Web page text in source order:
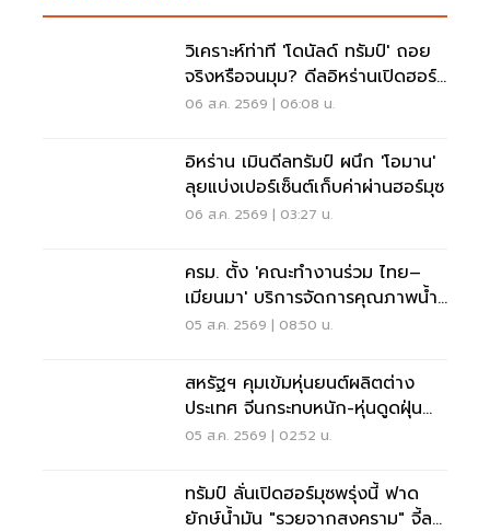
วิเคราะห์ท่าที 'โดนัลด์ ทรัมป์' ถอย
จริงหรือจนมุม? ดีลอิหร่านเปิดฮอร์
มุซ
06 ส.ค. 2569 | 06:08 น.
อิหร่าน เมินดีลทรัมป์ ผนึก 'โอมาน'
ลุยแบ่งเปอร์เซ็นต์เก็บค่าผ่านฮอร์มุซ
06 ส.ค. 2569 | 03:27 น.
ครม. ตั้ง 'คณะทำงานร่วม ไทย–
เมียนมา' บริการจัดการคุณภาพน้ำ
ข้ามแดน
05 ส.ค. 2569 | 08:50 น.
สหรัฐฯ คุมเข้มหุ่นยนต์ผลิตต่าง
ประเทศ จีนกระทบหนัก-หุ่นดูดฝุ่น
โดนด้วย
05 ส.ค. 2569 | 02:52 น.
ทรัมป์ ลั่นเปิดฮอร์มุซพรุ่งนี้ ฟาด
ยักษ์น้ำมัน "รวยจากสงคราม" จี้ลด